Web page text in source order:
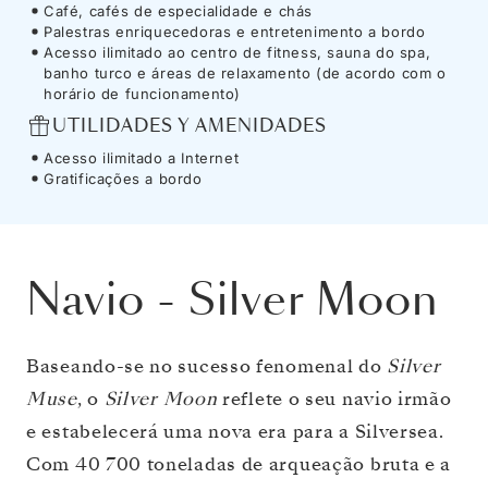
Café, cafés de especialidade e chás
Palestras enriquecedoras e entretenimento a bordo
Acesso ilimitado ao centro de fitness, sauna do spa,
banho turco e áreas de relaxamento (de acordo com o
horário de funcionamento)
UTILIDADES Y AMENIDADES
Acesso ilimitado a Internet
Gratificações a bordo
Navio - Silver Moon
Baseando-se no sucesso fenomenal do Silver
Muse, o Silver Moonreflete o seu navio irmão
e estabelecerá uma nova era para a Silversea.
Com 40 700 toneladas de arqueação bruta e a